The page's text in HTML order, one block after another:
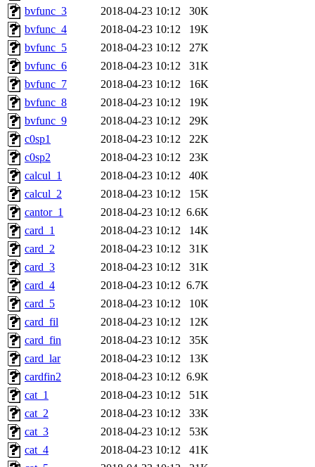
bvfunc_3
2018-04-23 10:12
30K
bvfunc_4
2018-04-23 10:12
19K
bvfunc_5
2018-04-23 10:12
27K
bvfunc_6
2018-04-23 10:12
31K
bvfunc_7
2018-04-23 10:12
16K
bvfunc_8
2018-04-23 10:12
19K
bvfunc_9
2018-04-23 10:12
29K
c0sp1
2018-04-23 10:12
22K
c0sp2
2018-04-23 10:12
23K
calcul_1
2018-04-23 10:12
40K
calcul_2
2018-04-23 10:12
15K
cantor_1
2018-04-23 10:12 6.6K
card_1
2018-04-23 10:12
14K
card_2
2018-04-23 10:12
31K
card_3
2018-04-23 10:12
31K
card_4
2018-04-23 10:12 6.7K
card_5
2018-04-23 10:12
10K
card_fil
2018-04-23 10:12
12K
card_fin
2018-04-23 10:12
35K
card_lar
2018-04-23 10:12
13K
cardfin2
2018-04-23 10:12 6.9K
cat_1
2018-04-23 10:12
51K
cat_2
2018-04-23 10:12
33K
cat_3
2018-04-23 10:12
53K
cat_4
2018-04-23 10:12
41K